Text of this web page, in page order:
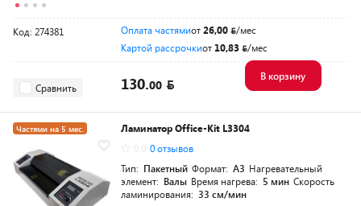
Код: 274381 Оплата частямиот26,00
/мес
Картой рассрочкиот 10,83 /мес
Сравнить 130.00
В корзину
Частями на 5 мес.
Ламинатор Office-Kit L3304
0 отзывов
Тип: Пакетный Формат: A3 Нагревательный
элемент: Валы Время нагрева: 5 мин Скорость
ламинирования: 33 см/мин